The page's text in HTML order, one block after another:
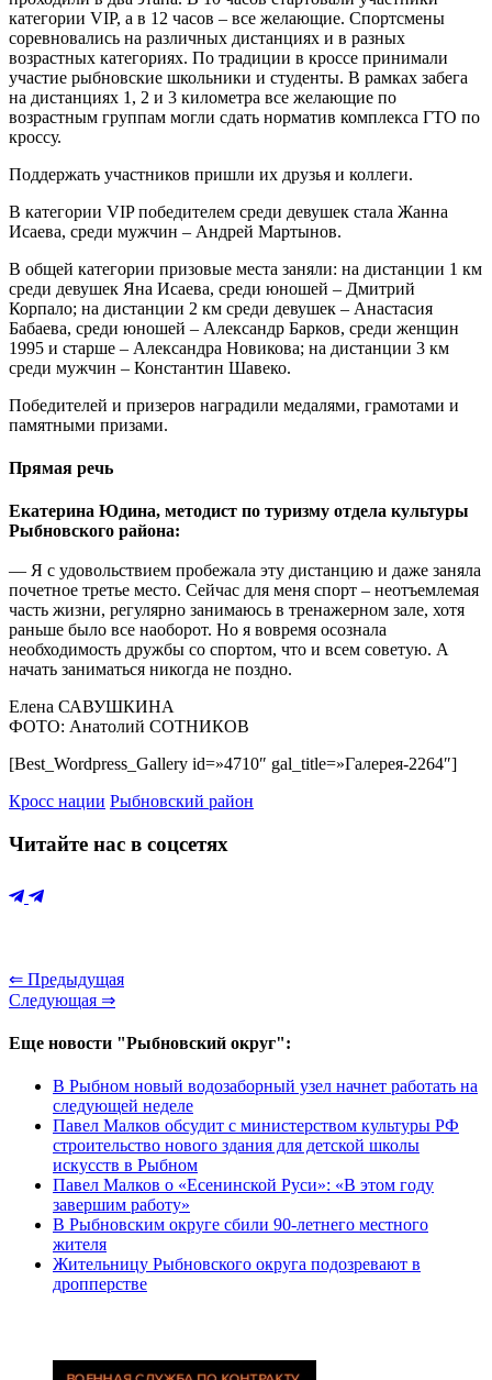
категории VIP, а в 12 часов – все желающие. Спортсмены
соревновались на различных дистанциях и в разных
возрастных категориях. По традиции в кроссе принимали
участие рыбновские школьники и студенты. В рамках забега
на дистанциях 1, 2 и 3 километра все желающие по
возрастным группам могли сдать норматив комплекса ГТО по
кроссу.
Поддержать участников пришли их друзья и коллеги.
В категории VIP победителем среди девушек стала Жанна
Исаева, среди мужчин – Андрей Мартынов.
В общей категории призовые места заняли: на дистанции 1 км
среди девушек Яна Исаева, среди юношей – Дмитрий
Корпало; на дистанции 2 км среди девушек – Анастасия
Бабаева, среди юношей – Александр Барков, среди женщин
1995 и старше – Александра Новикова; на дистанции 3 км
среди мужчин – Константин Шавеко.
Победителей и призеров наградили медалями, грамотами и
памятными призами.
Прямая речь
Екатерина Юдина, методист по туризму отдела культуры
Рыбновского района:
— Я с удовольствием пробежала эту дистанцию и даже заняла
почетное третье место. Сейчас для меня спорт – неотъемлемая
часть жизни, регулярно занимаюсь в тренажерном зале, хотя
раньше было все наоборот. Но я вовремя осознала
необходимость дружбы со спортом, что и всем советую. А
начать заниматься никогда не поздно.
Елена САВУШКИНА
ФОТО: Анатолий СОТНИКОВ
[Best_Wordpress_Gallery id=»4710″ gal_title=»Галерея-2264″]
Кросс нации Рыбновский район
Читайте нас в соцсетях
⇐ Предыдущая
Следующая ⇒
Еще новости "Рыбновский округ":
В Рыбном новый водозаборный узел начнет работать на
следующей неделе
Павел Малков обсудит с министерством культуры РФ
строительство нового здания для детской школы
искусств в Рыбном
Павел Малков о «Есенинской Руси»: «В этом году
завершим работу»
В Рыбновским округе сбили 90-летнего местного
жителя
Жительницу Рыбновского округа подозревают в
дропперстве